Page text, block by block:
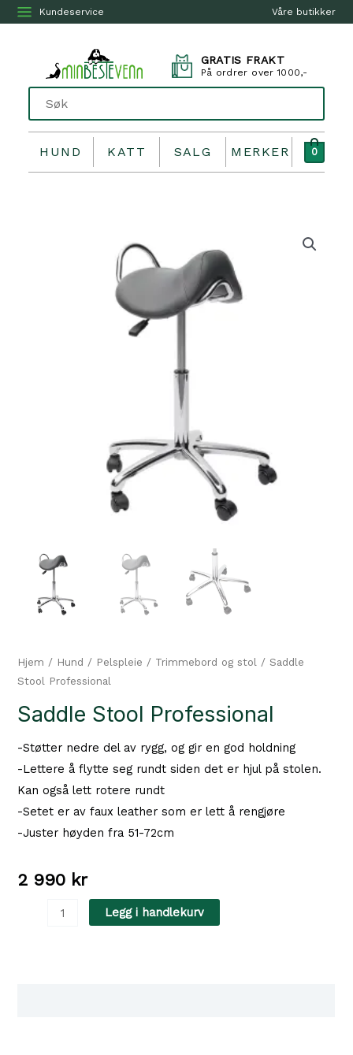
Våre butikker
Kundeservice
GRATIS FRAKT
På ordrer over 1000,-
HUND KATT SALG MERKER 0
Hjem / Hund / Pelspleie / Trimmebord og stol / Saddle
Stool Professional
Saddle Stool Professional
-Støtter nedre del av rygg, og gir en god holdning
-Lettere å flytte seg rundt siden det er hjul på stolen.
Kan også lett rotere rundt
-Setet er av faux leather som er lett å rengjøre
-Juster høyden fra 51-72cm
2 990 kr
Legg i handlekurv